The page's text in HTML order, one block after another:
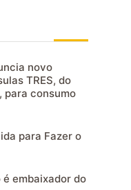
novo
TRES, do
para consumo
para Fazer o
é embaixador do